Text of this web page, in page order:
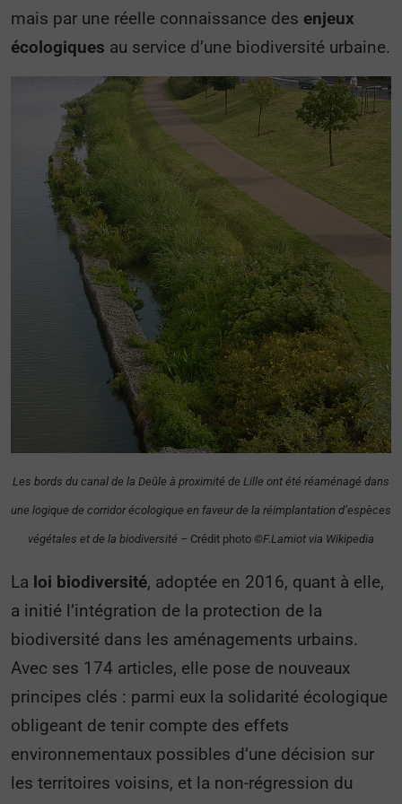
mais par une réelle connaissance des enjeux
écologiques au service d’une biodiversité urbaine.
Les bords du canal de la Deûle à proximité de Lille ont été réaménagé dans
une logique de corridor écologique en faveur de la réimplantation d’espèces
végétales et de la biodiversité – Crédit photo ©F.Lamiot via Wikipedia
La loi biodiversité, adoptée en 2016, quant à elle,
a initié l’intégration de la protection de la
biodiversité dans les aménagements urbains.
Avec ses 174 articles, elle pose de nouveaux
principes clés : parmi eux la solidarité écologique
obligeant de tenir compte des effets
environnementaux possibles d’une décision sur
les territoires voisins, et la non-régression du